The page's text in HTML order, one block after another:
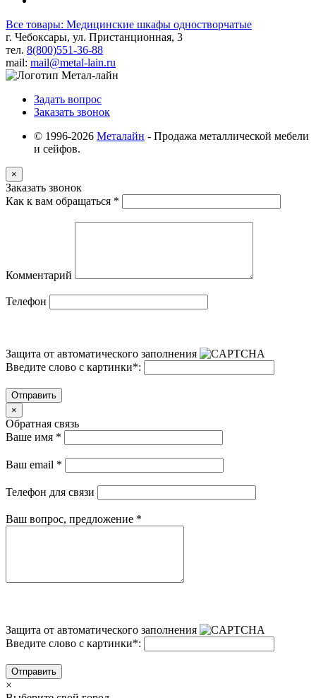
Все товары: Медицинские шкафы одностворчатые
г. Чебоксары, ул. Пристанционная, 3
тел. 8(800)551-36-88
mail: mail@metal-lain.ru
Задать вопрос
Заказать звонок
© 1996-2026 Металайн - Продажа металлической мебели
и сейфов.
×
Заказать звонок
Как к вам обращаться *
Комментарий
Телефон
Защита от автоматического заполнения
Введите слово с картинки*:
Отправить
×
Обратная связь
Ваше имя *
Ваш email *
Телефон для связи
Ваш вопрос, предложение *
Защита от автоматического заполнения
Введите слово с картинки*:
Отправить
×